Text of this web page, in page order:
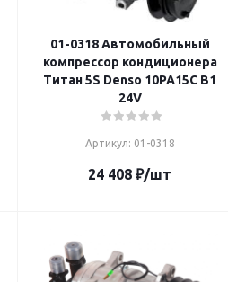
01-0318 Автомобильный
компрессор кондиционера
Титан 5S Denso 10PA15C B1
24V
Артикул: 01-0318
24 408 ₽/шт